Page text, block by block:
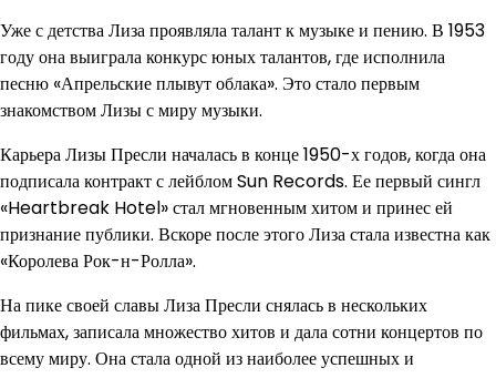
Уже с детства Лиза проявляла талант к музыке и пению. В 1953
году она выиграла конкурс юных талантов, где исполнила
песню «Апрельские плывут облака». Это стало первым
знакомством Лизы с миру музыки.
Карьера Лизы Пресли началась в конце 1950-х годов, когда она
подписала контракт с лейблом Sun Records. Ее первый сингл
«Heartbreak Hotel» стал мгновенным хитом и принес ей
признание публики. Вскоре после этого Лиза стала известна как
«Королева Рок-н-Ролла».
На пике своей славы Лиза Пресли снялась в нескольких
фильмах, записала множество хитов и дала сотни концертов по
всему миру. Она стала одной из наиболее успешных и